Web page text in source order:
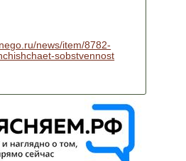
news/item/8782-
sobstvennost